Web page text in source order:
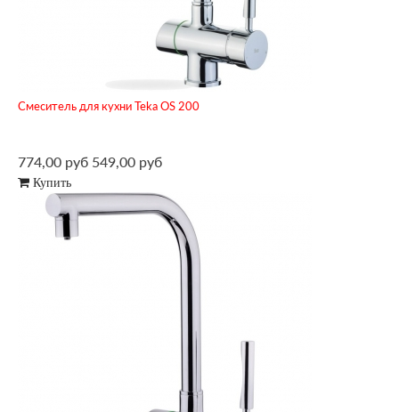
Смеситель для кухни Teka OS 200
774,00 руб 549,00 руб
Купить